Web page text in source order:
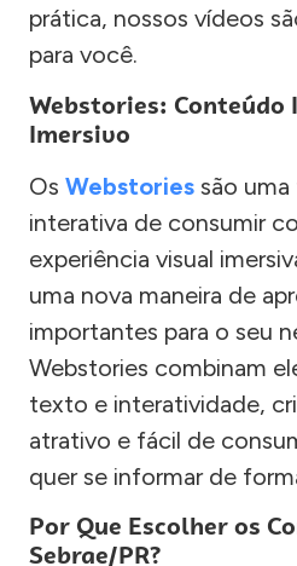
prática, nossos vídeos
para você.
Webstories:
Imersivo
Os Webstories são
interativa de consumir
experiência visual
uma nova maneira de
importantes para o seu
Webstories combinam
texto e interatividade,
atrativo e fácil de
quer se informar de
Por Que Escolher os
Sebrae/PR?